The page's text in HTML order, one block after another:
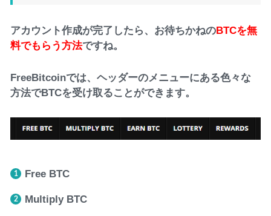
アカウント作成が完了したら、お待ちかねのBTCを無
料でもらう方法ですね。
FreeBitcoinでは、ヘッダーのメニューにある色々な
方法でBTCを受け取ることができます。
Free BTC
Multiply BTC